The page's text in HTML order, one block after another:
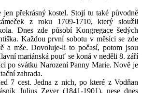
překrásný kostel. Stojí tu také původně
z roku 1709-1710, který sloužil
Dnes zde působí Kongregace šedých
Každou první sobotu v měsíci se zde
a mše. Dovoluje-li to počasí, potom jsou
mariánská pouť se koná v neděli 8. září
po svátku Narození Panny Marie. Nově je
zahrada.
7 cest. Jedna z nich, po které z Vodňan
Julius Zeyer (1841-1901), nese dnes